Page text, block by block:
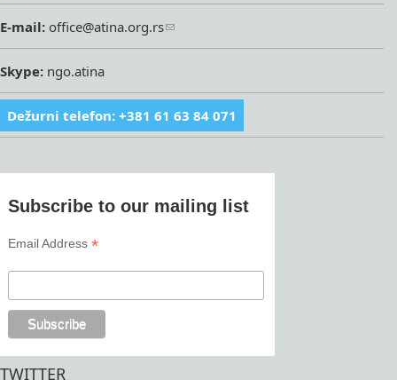
E-mail: office@atina.org.rs
Skype: ngo.atina
Dežurni telefon: +381 61 63 84 071
Subscribe to our mailing list
Email Address*
TWITTER